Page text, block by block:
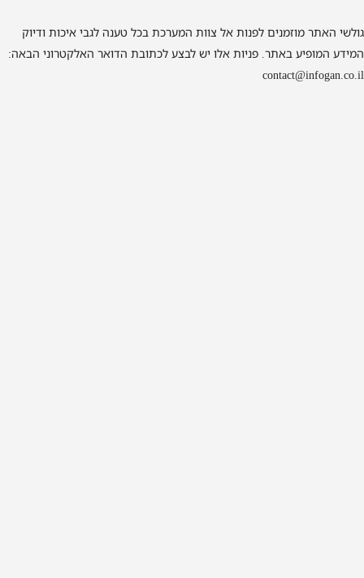
גולשי האתר מוזמנים לפנות אל צוות המערכת בכל טענה לגבי איכות ודיוק
המידע המופיע באתר. פניות אלו יש לבצע לכתובת הדואר האלקטרוני הבאה:
contact@infogan.co.il